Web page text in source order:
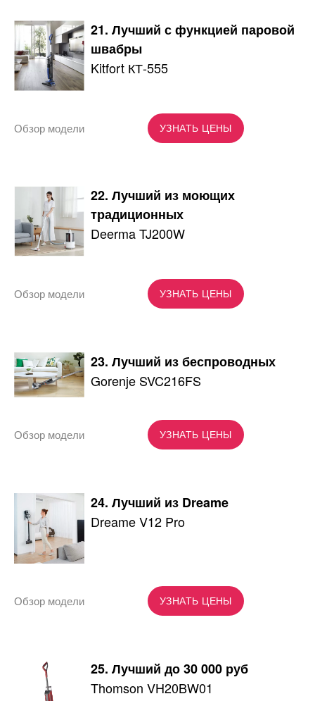
21. Лучший с функцией паровой
швабры
Kitfort КТ-555
УЗНАТЬ ЦЕНЫ
Обзор модели
22. Лучший из моющих
традиционных
Deerma TJ200W
УЗНАТЬ ЦЕНЫ
Обзор модели
23. Лучший из беспроводных
Gorenje SVC216FS
УЗНАТЬ ЦЕНЫ
Обзор модели
24. Лучший из Dreame
Dreame V12 Pro
УЗНАТЬ ЦЕНЫ
Обзор модели
25. Лучший до 30 000 руб
Thomson VH20BW01